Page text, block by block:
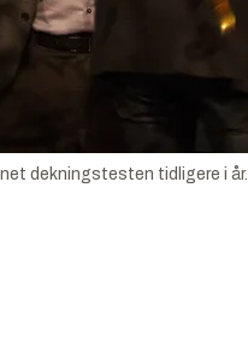
dekningstesten tidligere i år.